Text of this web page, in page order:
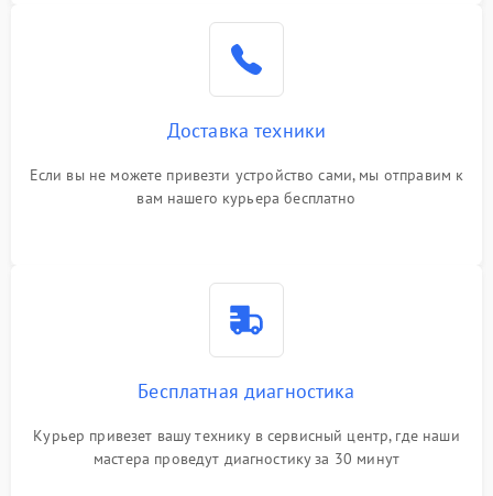
Доставка техники
Если вы не можете привезти устройство сами, мы отправим к
вам нашего курьера бесплатно
Бесплатная диагностика
Курьер привезет вашу технику в сервисный центр, где наши
мастера проведут диагностику за 30 минут